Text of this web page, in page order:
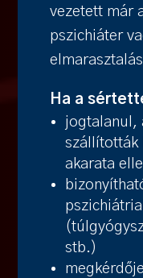
vezetett már
pszichiáter
Ha a
jogtalanul,
szállították
akarata
stb.)